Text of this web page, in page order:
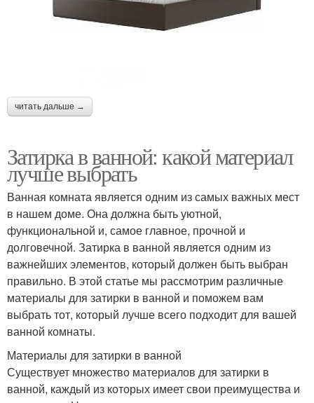
читать дальше →
Затирка в ванной: какой материал
лучше выбрать
Ванная комната является одним из самых важных мест
в нашем доме. Она должна быть уютной,
функциональной и, самое главное, прочной и
долговечной. Затирка в ванной является одним из
важнейших элементов, который должен быть выбран
правильно. В этой статье мы рассмотрим различные
материалы для затирки в ванной и поможем вам
выбрать тот, который лучше всего подходит для вашей
ванной комнаты.
Материалы для затирки в ванной
Существует множество материалов для затирки в
ванной, каждый из которых имеет свои преимущества и